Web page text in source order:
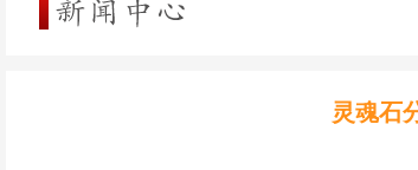
灵魂石